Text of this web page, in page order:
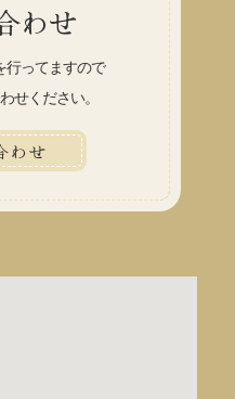
わせ
行ってますので
せください。
わせ